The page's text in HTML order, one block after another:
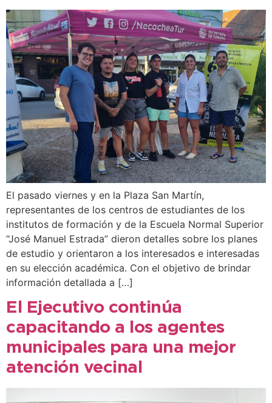
El pasado viernes y en la Plaza San Martín,
representantes de los centros de estudiantes de los
institutos de formación y de la Escuela Normal Superior
“José Manuel Estrada” dieron detalles sobre los planes
de estudio y orientaron a los interesados e interesadas
en su elección académica. Con el objetivo de brindar
información detallada a […]
El Ejecutivo continúa
capacitando a los agentes
municipales para una mejor
atención vecinal